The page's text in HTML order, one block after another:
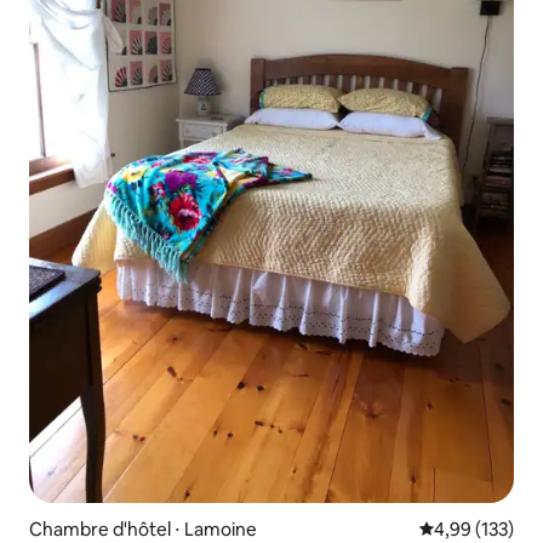
Chambre d'hôtel ⋅ Lamoine Évaluation
4,99 (133)